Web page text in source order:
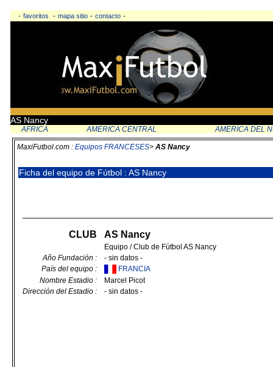
- favoritos - mapa sitio - contacto -
AS Nancy
AFRICA AMERICA CENTRAL AMERICA DEL
MaxiFutbol.com : Equipos FRANCESES> AS Nancy
Ficha del equipo de Fútbol : AS Nancy
CLUB AS Nancy
Equipo / Club de Fútbol AS Nancy
Año Fundación :
- sin datos -
País del equipo :
FRANCIA
Nombre Estadio :
Marcel Picot
Dirección del Estadio :
- sin datos -